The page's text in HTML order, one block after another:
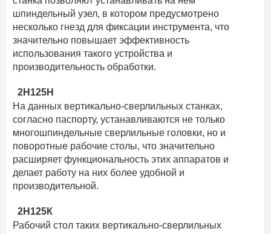
шпиндельный узел, в котором предусмотрено
несколько гнезд для фиксации инструмента, что
значительно повышает эффективность
использования такого устройства и
производительность обработки.
2Н125Н
На данных вертикально-сверлильных станках,
согласно паспорту, устанавливаются не только
многошпиндельные сверлильные головки, но и
поворотные рабочие столы, что значительно
расширяет функциональность этих аппаратов и
делает работу на них более удобной и
производительной.
2Н125К
Рабочий стол таких вертикально-сверлильных